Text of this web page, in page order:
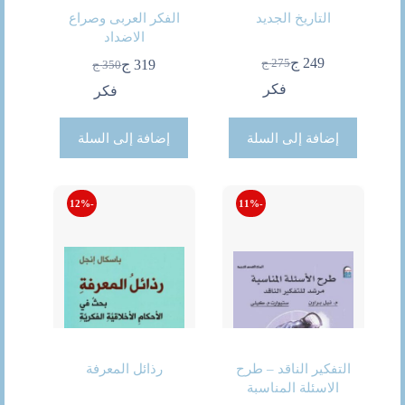
التاريخ الجديد
275 ج
السعر
الأصلي
275 ج.
249 جالسعر
الحالي
249 ج.
فكر
إضافة إلى السلة
الفكر العربى وصراع
الاضداد
350 ج
السعر
الأصلي
319 جالسعر
الحالي
فكر
إضافة إلى السلة
-11%
التفكير الناقد – طرح
الاسئلة المناسبة
-12%
رذائل المعرفة